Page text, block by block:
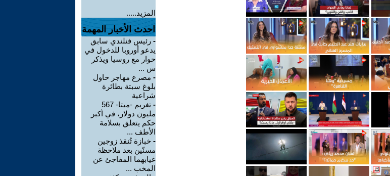
المزيد.....
احدث الأخبار المهمة
- رئيس فنلندي سابق
يدعو أوروبا للدخول في
حوار مع روسيا ويذكر
س ...
- مصرع مهاجر حاول
بلوغ سبتة بطائرة
شراعية
-
تغريم -ميتا- 567
مليون دولار، في أكبر
حكم يتعلق بسلامة
الأطف ...
- خبازة تُنقذ زوجين
مسنّين بعد ملاحظة
غيابهما المفاجئ عن
المخب ...